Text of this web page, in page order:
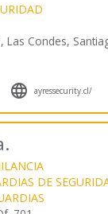
Las Condes,
 ayressecurity.cl/
DE